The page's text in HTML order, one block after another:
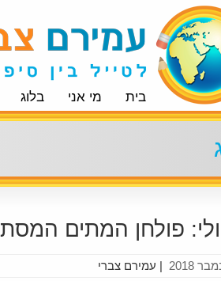
בית מי אני בלוג
פולחן המתים
עמירם צברי |